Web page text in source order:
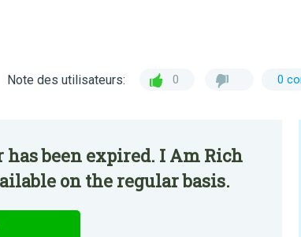
Note des utilisateurs: 0 0
been expired. I Am Rich
on the regular basis.